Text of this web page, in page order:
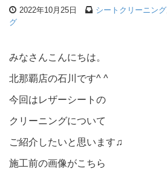
2022年10月25日 シートクリーニング
グ
みなさんこんにちは。
北那覇店の石川です^ ^
今回はレザーシートの
クリーニングについて
ご紹介したいと思います♫
施工前の画像がこちら